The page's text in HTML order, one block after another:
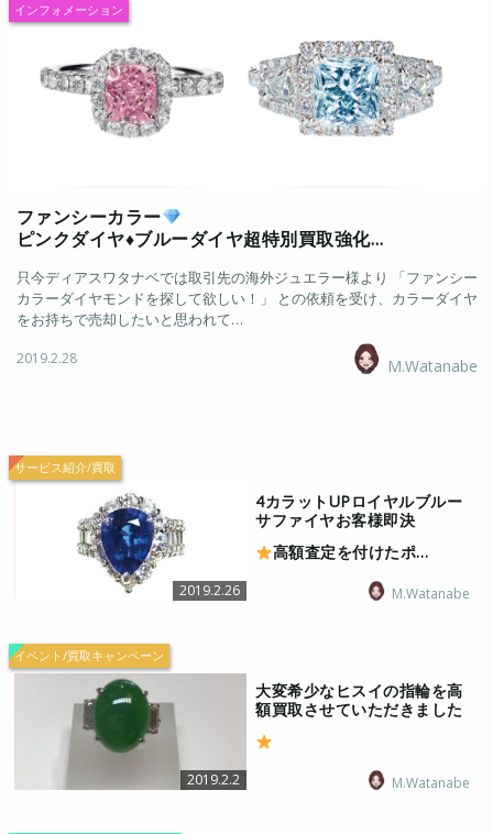
インフォメーション
ファンシーカラー
ピンクダイヤ♦️ブルーダイヤ超特別買取強化…
只今ディアスワタナベでは取引先の海外ジュエラー様より 「ファンシー
カラーダイヤモンドを探して欲しい！」 との依頼を受け、カラーダイヤ
をお持ちで売却したいと思われて…
2019.2.28 M.Watanabe
サービス紹介/買取
4カラットUPロイヤルブルー
サファイヤお客様即決
高額査定を付けたポ…
2019.2.26 M.Watanabe
イベント/買取キャンペーン
大変希少なヒスイの指輪を高
額買取させていただきました
2019.2.2 M.Watanabe